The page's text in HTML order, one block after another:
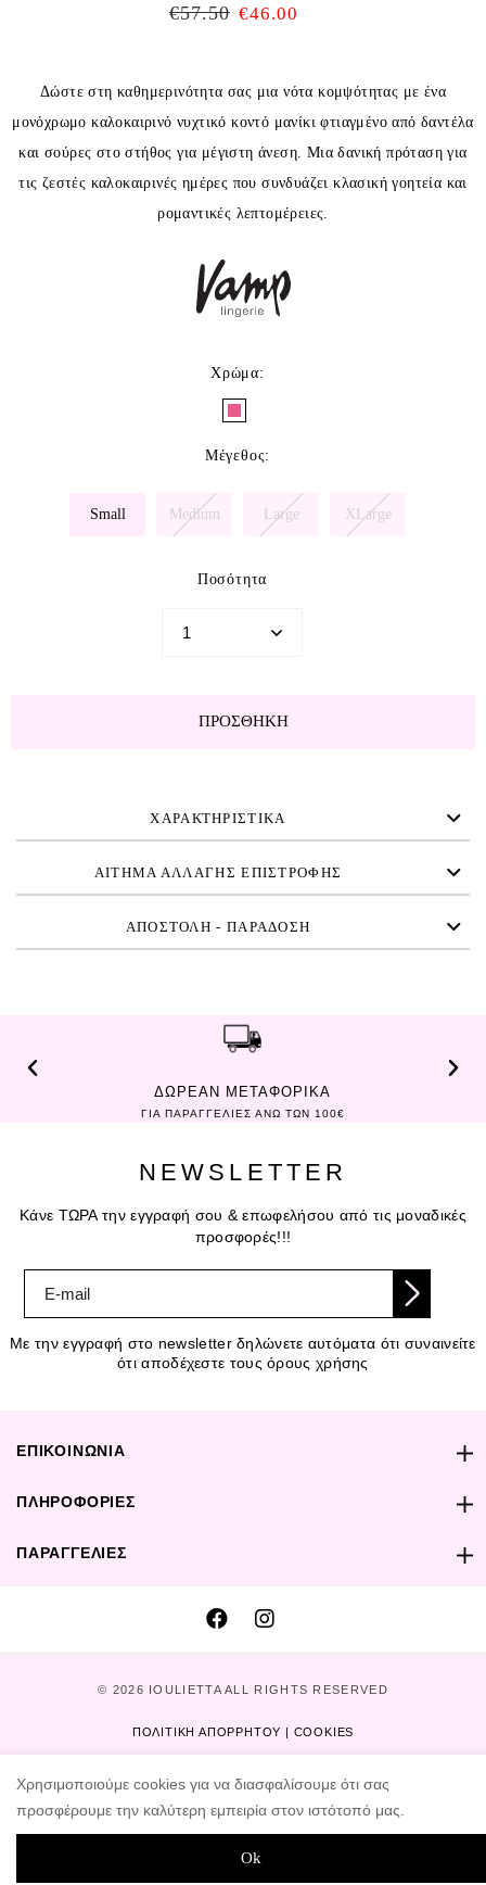
€57.50 €46.00
Δώστε στη καθημερινότητα σας μια νότα κομψότητας με ένα
μονόχρωμο καλοκαιρινό νυχτικό κοντό μανίκι φτιαγμένο από δαντέλα
και σούρες στο στήθος για μέγιστη άνεση. Μια δανική πρόταση για
τις ζεστές καλοκαιρινές ημέρες που συνδυάζει κλασική γοητεία και
ρομαντικές λεπτομέρειες.
Χρώμα:
Μέγεθος:
Small Medium Large XLarge
Ποσότητα
ΠΡΟΣΘΉΚΗ
ΧΑΡΑΚΤΗΡΙΣΤΙΚΑ
ΑΙΤΗΜΑ ΑΛΛΑΓΗΣ ΕΠΙΣΤΡΟΦΗΣ
ΑΠΟΣΤΟΛΗ - ΠΑΡΑΔΟΣΗ
ΔΩΡΕΑΝ ΜΕΤΑΦΟΡΙΚΑ
ΓΙΑ ΠΑΡΑΓΓΕΛΙΕΣ ΑΝΩ ΤΩΝ 100€
NEWSLETTER
Κάνε ΤΩΡΑ την εγγραφή σου & επωφελήσου από τις μοναδικές
προσφορές!!!
Με την εγγραφή στο newsletter δηλώνετε αυτόματα ότι συναινείτε
ότι αποδέχεστε τους όρους χρήσης
ΕΠΙΚΟΙΝΩΝΙΑ
ΠΛΗΡΟΦΟΡΙΕΣ
ΠΑΡΑΓΓΕΛΙΕΣ
© 2026 IOULIETTA ALL RIGHTS RESERVED
ΠΟΛΙΤΙΚΗ ΑΠΟΡΡΗΤΟΥ | COOKIES
Χρησιμοποιούμε cookies για να διασφαλίσουμε ότι σας
προσφέρουμε την καλύτερη εμπειρία στον ιστότοπό μας.
Ok